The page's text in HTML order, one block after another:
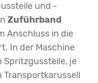
und -
Zuführband
Anschluss in die
In der Maschine
Spritzgussteile, je
Transportkarussell